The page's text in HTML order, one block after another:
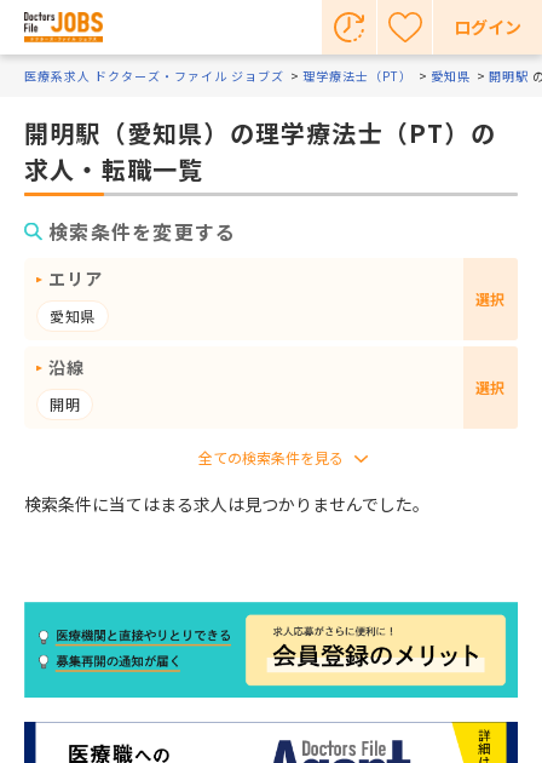
ログイン
医療系求人 ドクターズ・ファイル ジョブズ 理学療法士（PT） 愛知県 開明駅
開明駅（愛知県）の理学療法士（PT）の
求人・転職一覧
検索条件を変更する
エリア
愛知県
選択
沿線
開明
選択
検索条件に当てはまる求人は見つかりませんでした。